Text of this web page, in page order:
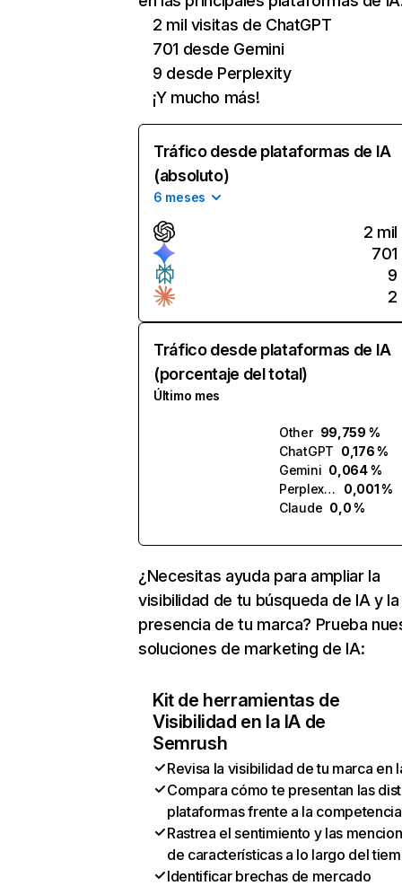
2 mil visitas de ChatGPT
701 desde Gemini
9 desde Perplexity
¡Y mucho más!
Tráfico desde plataformas de IA
(absoluto)
6 meses
2 mil
701
9
2
Tráfico desde plataformas de IA
(porcentaje del total)
Último mes
Other 99,759 %
ChatGPT 0,176 %
Gemini 0,064 %
Perplexity
0,001 %
Claude 0,0 %
¿Necesitas ayuda para ampliar la
visibilidad de tu búsqueda de IA y la
presencia de tu marca? Prueba
soluciones de marketing de IA:
Kit de herramientas de
Visibilidad en la IA de
Semrush
Revisa la visibilidad de tu marca en
Compara cómo te presentan las
plataformas frente a la competencia
Rastrea el sentimiento y las
de características a lo largo del
Identificar brechas de mercado